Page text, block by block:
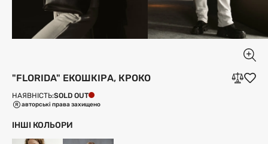
"FLORIDA" ЕКОШКІРА, КРОКО
НАЯВНІСТЬ:SOLD OUT
авторські права захищено
ІНШІ КОЛЬОРИ